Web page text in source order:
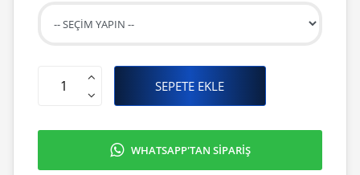
SEPETE EKLE
WHATSAPP'TAN SİPARİŞ